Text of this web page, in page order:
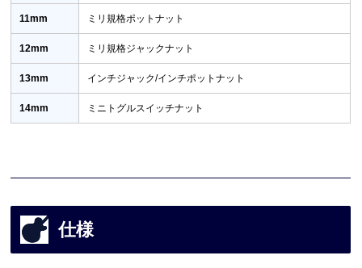
11mm ミリ規格ポットナット
12mm ミリ規格ジャックナット
13mm インチジャック/インチポットナット
14mm ミニトグルスイッチナット
仕様